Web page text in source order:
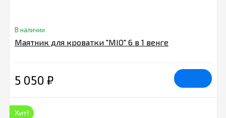
В наличии
Маятник для кроватки "MIO" 6 в 1 венге
5 050 ₽
Хит!